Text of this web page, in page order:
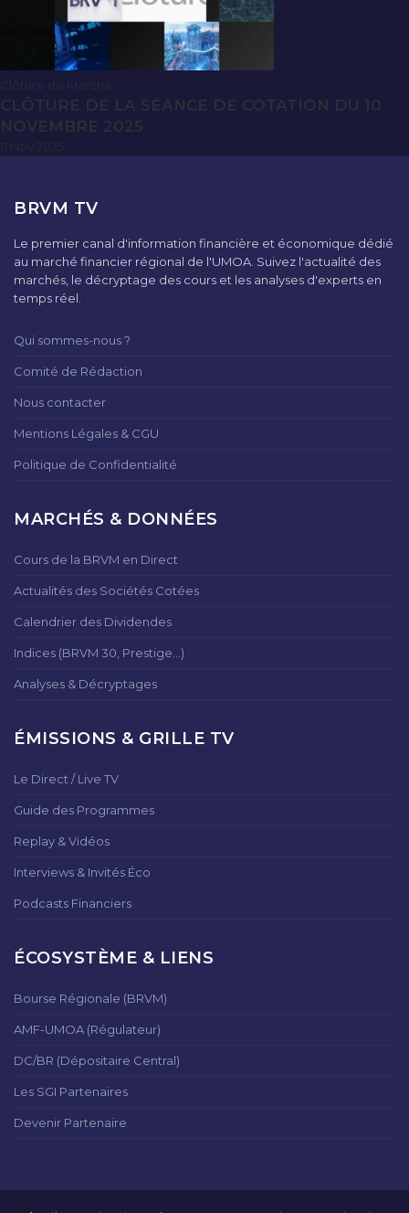
CLÔTURE DE LA SÉANCE DE COTATION DU 10
NOVEMBRE 2025
BRVM TV
Le premier canal d'information financière et économique dédié
au marché financier régional de l'UMOA. Suivez l'actualité des
marchés, le décryptage des cours et les analyses d'experts en
temps réel.
Qui sommes-nous ?
Comité de Rédaction
Nous contacter
Mentions Légales & CGU
Politique de Confidentialité
MARCHÉS & DONNÉES
Cours de la BRVM en Direct
Actualités des Sociétés Cotées
Calendrier des Dividendes
Indices (BRVM 30, Prestige...)
Analyses & Décryptages
ÉMISSIONS & GRILLE TV
Le Direct / Live TV
Guide des Programmes
Replay & Vidéos
Interviews & Invités Éco
Podcasts Financiers
ÉCOSYSTÈME & LIENS
Bourse Régionale (BRVM)
AMF-UMOA (Régulateur)
DC/BR (Dépositaire Central)
Les SGI Partenaires
Devenir Partenaire